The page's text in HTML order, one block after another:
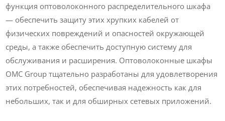
функция оптоволоконного распределительного шкафа
— обеспечить защиту этих хрупких кабелей от
физических повреждений и опасностей окружающей
среды, а также обеспечить доступную систему для
обслуживания и расширения. Оптоволоконные шкафы
OMC Group тщательно разработаны для удовлетворения
этих потребностей, обеспечивая надежность как для
небольших, так и для обширных сетевых приложений.